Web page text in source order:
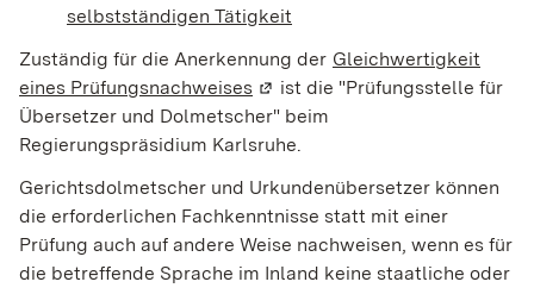
selbstständigen Tätigkeit
Zuständig für die Anerkennung der Gleichwertigkeit
eines Prüfungsnachweises (Wird in einem neuen Fenster
ist die "Prüfungsstelle für
Übersetzer und Dolmetscher" beim
Regierungspräsidium Karlsruhe.
Gerichtsdolmetscher und Urkundenübersetzer können
die erforderlichen Fachkenntnisse statt mit einer
Prüfung auch auf andere Weise nachweisen, wenn es für
die betreffende Sprache im Inland keine staatliche oder